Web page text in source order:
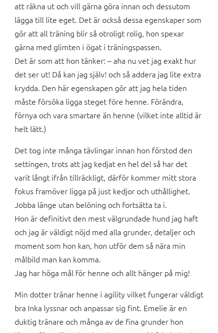
att räkna ut och vill gärna göra innan och dessutom
lägga till lite eget. Det är också dessa egenskaper som
gör att all träning blir så otroligt rolig, hon spexar
gärna med glimten i ögat i träningspassen.
Det är som att hon tänker: – aha nu vet jag exakt hur
det ser ut! Då kan jag själv! och så addera jag lite extra
krydda. Den här egenskapen gör att jag hela tiden
måste försöka ligga steget före henne. Förändra,
förnya och vara smartare än henne (vilket inte alltid är
helt lätt.)
Det tog inte många tävlingar innan hon förstod den
settingen, trots att jag kedjat en hel del så har det
varit långt ifrån tillräckligt, därför kommer mitt stora
fokus framöver ligga på just kedjor och uthållighet.
Jobba länge utan belöning och fortsätta ta i.
Hon är definitivt den mest välgrundade hund jag haft
och jag är väldigt nöjd med alla grunder, detaljer och
moment som hon kan, hon utför dem så nära min
målbild man kan komma.
Jag har höga mål för henne och allt hänger på mig!
Min dotter tränar henne i agility vilket fungerar väldigt
bra Inka lyssnar och anpassar sig fint. Emelie är en
duktig tränare och många av de fina grunder hon